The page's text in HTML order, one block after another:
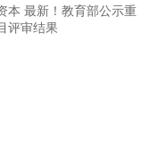
本 最新！教育部公示重
评审结果